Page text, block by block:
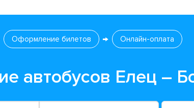
Оформление билетов Онлайн-оплата
автобусов Елец –